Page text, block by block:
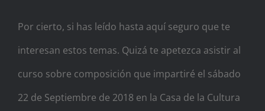
Por cierto, si has leído hasta aquí seguro que te
interesan estos temas. Quizá te apetezca asistir al
curso sobre composición que impartiré el sábado
22 de Septiembre de 2018 en la Casa de la Cultura